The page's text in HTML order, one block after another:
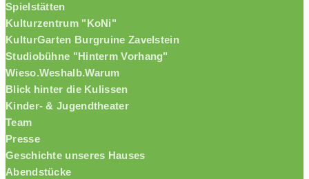
Spielstätten
Kulturzentrum "KoNi"
KulturGarten Burgruine Zavelstein
Studiobühne "Hinterm Vorhang"
Wieso.Weshalb.Warum
Blick hinter die Kulissen
Kinder- & Jugendtheater
Team
Presse
Geschichte unseres Hauses
Abendstücke